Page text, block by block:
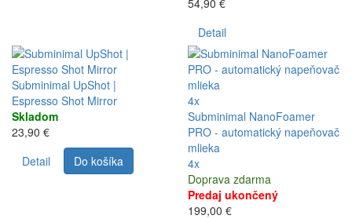
Detail
Subminimal UpShot |
Espresso Shot Mirror
Skladom
23,90 €
Detail
Do košíka
4x
Subminimal NanoFoamer
PRO - automatický napeňovač
mlieka
4x
Doprava zdarma
Predaj ukončený
199,00 €